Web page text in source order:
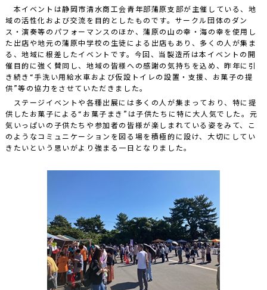
本イベントは静岡市清水商工会青年部蒲原支部が主催している、地
域の活性化および交流を目的としたものです。サークル団体のダン
ス・演奏等のパフォーマンスのほか、蒲原の山の幸・海の幸を使用し
た出店や地元の蒲原中学校の生徒による出店もあり、多くの人が集ま
る、地域に根差したイベントです。今回、当製造所は本イベントの開
催目的に強く賛同し、地域の皆様への感謝の気持ちを込め、昨年に引
き続き“手洗い用給水車および仮設トイレの設置・支援、お菓子の提
供”等の協力をさせていただきました。
ステージイベントや各種出展には多くの人が集まっており、特に提
供したお菓子による“お菓子まき”は子供たちに特に大人気でした。元
気いっぱいの子供たちや参加者の皆様が楽しまれている姿をみて、こ
のようなコミュニケーションを図る場を積極的に設け、大切にしてい
きたいという思いがより強まる一日となりました。